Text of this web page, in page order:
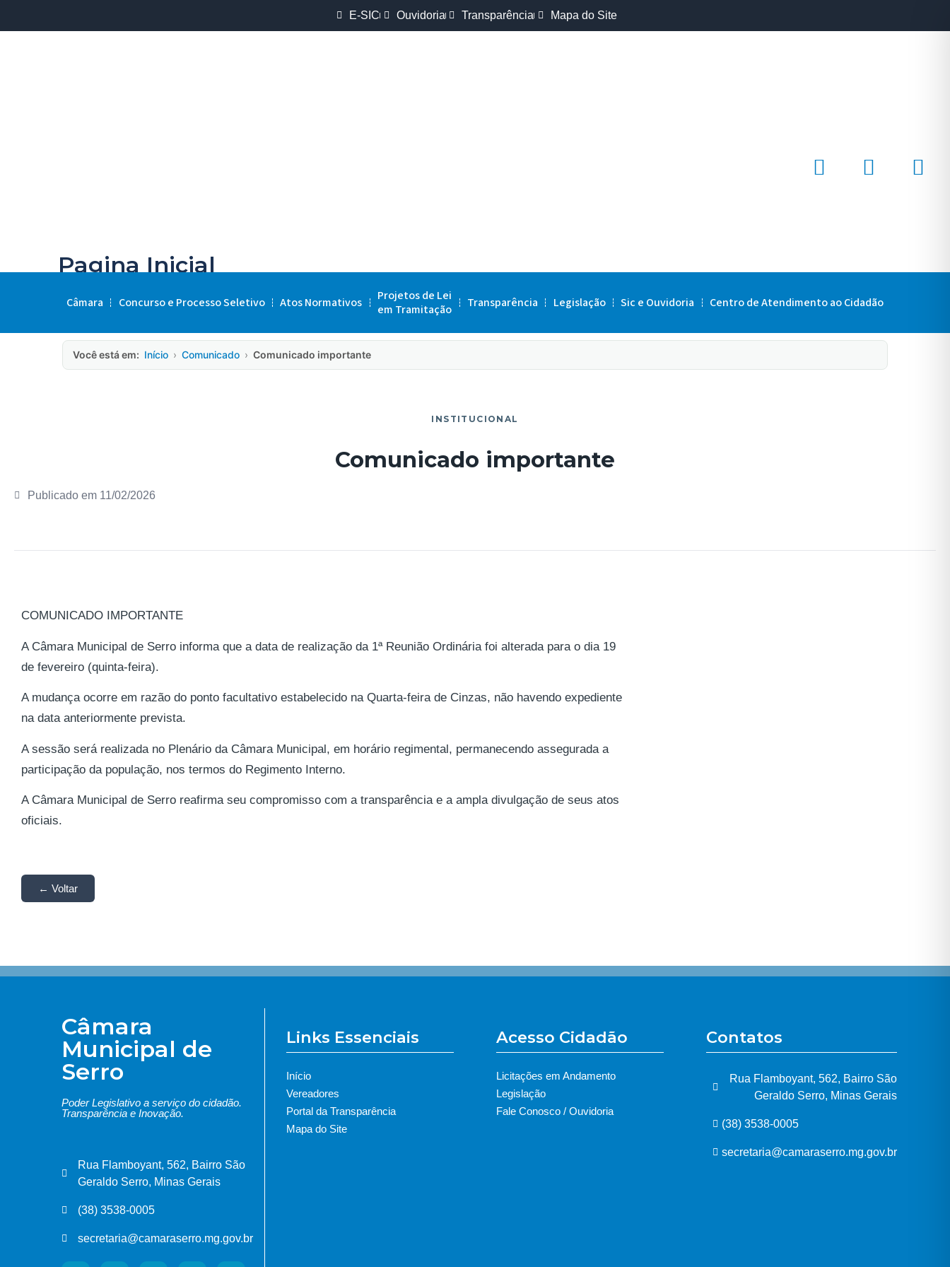
E-SIC Ouvidoria Transparência Mapa do Site
Pagina Inicial
Câmara Concurso e Processo Seletivo Atos Normativos
Projetos de Lei
em Tramitação
Transparência Legislação Sic e Ouvidoria Centro de Atendimento ao Cidadão
Você está em: Início › Comunicado › Comunicado importante
INSTITUCIONAL
Comunicado importante
Publicado em 11/02/2026
COMUNICADO IMPORTANTE
A Câmara Municipal de Serro informa que a data de realização da 1ª Reunião Ordinária foi alterada para o dia 19
de fevereiro (quinta-feira).
A mudança ocorre em razão do ponto facultativo estabelecido na Quarta-feira de Cinzas, não havendo expediente
na data anteriormente prevista.
A sessão será realizada no Plenário da Câmara Municipal, em horário regimental, permanecendo assegurada a
participação da população, nos termos do Regimento Interno.
A Câmara Municipal de Serro reafirma seu compromisso com a transparência e a ampla divulgação de seus atos
oficiais.
← Voltar
Câmara
Municipal de
Serro
Poder Legislativo a serviço do cidadão.
Transparência e Inovação.
Rua Flamboyant, 562, Bairro São
Geraldo Serro, Minas Gerais
(38) 3538-0005
secretaria@camaraserro.mg.gov.br
Links Essenciais
Início
Vereadores
Portal da Transparência
Mapa do Site
Acesso Cidadão
Licitações em Andamento
Legislação
Fale Conosco / Ouvidoria
Contatos
Rua Flamboyant, 562, Bairro São
Geraldo Serro, Minas Gerais
(38) 3538-0005
secretaria@camaraserro.mg.gov.br